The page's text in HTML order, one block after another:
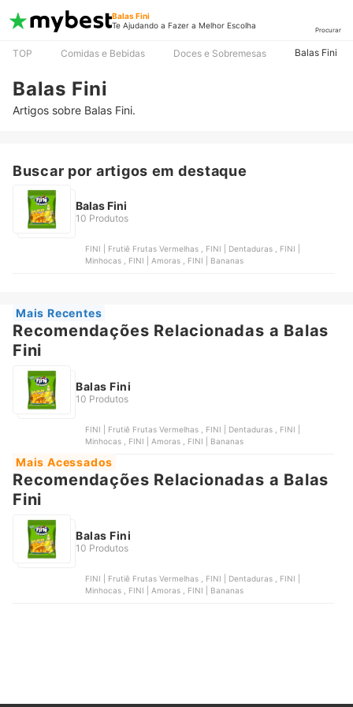
Balas Fini
Te Ajudando a Fazer a Melhor Escolha
Procurar
TOP Comidas e Bebidas Doces e Sobremesas Balas Fini
Balas Fini
Artigos sobre Balas Fini.
Buscar por artigos em destaque
Balas Fini
10 Produtos
FINI | Frutiê Frutas Vermelhas , FINI | Dentaduras , FINI |
Minhocas , FINI | Amoras , FINI | Bananas
Mais Recentes
Recomendações Relacionadas a Balas
Fini
Balas Fini
10 Produtos
FINI | Frutiê Frutas Vermelhas , FINI | Dentaduras , FINI |
Minhocas , FINI | Amoras , FINI | Bananas
Mais Acessados
Recomendações Relacionadas a Balas
Fini
Balas Fini
10 Produtos
FINI | Frutiê Frutas Vermelhas , FINI | Dentaduras , FINI |
Minhocas , FINI | Amoras , FINI | Bananas